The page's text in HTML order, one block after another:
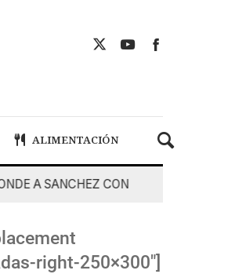
ALIMENTACIÓN
A SANCHEZ CON DUREZA
right-250×300″]